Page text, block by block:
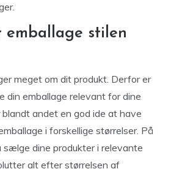
emballage stilen
meget om dit produkt. Derfor er
din emballage relevant for dine
andet en god ide at have
i forskellige størrelser. På
sælge dine produkter i relevante
alt efter størrelsen af